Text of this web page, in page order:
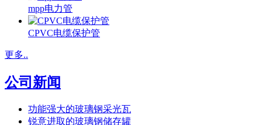
mpp电力管
CPVC电缆保护管
更多..
公司新闻
功能强大的玻璃钢采光瓦
锐意进取的玻璃钢储存罐